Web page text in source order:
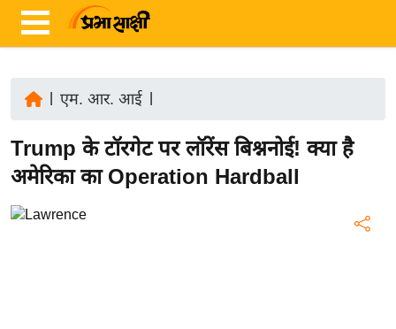
ज़ा
ख
र
एम. आर. आई
Trump के टॉरगेट पर लॉरेंस बिश्ननोई! क्या है
अमेरिका का Operation Hardball